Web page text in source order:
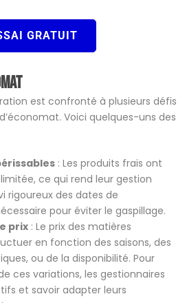
GRATUIT
est confronté à plusieurs défis
Voici quelques-uns des
: Les produits frais ont
ce qui rend leur gestion
rigoureux des dates de
pour éviter le gaspillage.
prix : Le prix des matières
en fonction des saisons, des
ou de la disponibilité. Pour
ces variations, les gestionnaires
et savoir adapter leurs